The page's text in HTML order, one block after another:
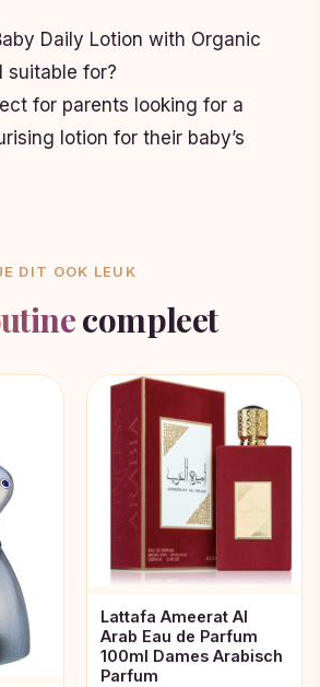
Daily Lotion with Organic
suitable for?
for parents looking for a
lotion for their baby’s
DIT OOK LEUK
compleet
Lattafa Ameerat Al
Arab Eau de Parfum
100ml Dames Arabisch
Parfum